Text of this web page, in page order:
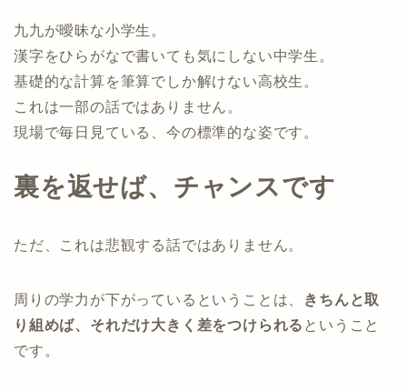
九九が曖昧な小学生。
漢字をひらがなで書いても気にしない中学生。
基礎的な計算を筆算でしか解けない高校生。
これは一部の話ではありません。
現場で毎日見ている、今の標準的な姿です。
裏を返せば、チャンスです
ただ、これは悲観する話ではありません。
周りの学力が下がっているということは、
きちんと取
り組めば、それだけ大きく差をつけられる ということ
です。